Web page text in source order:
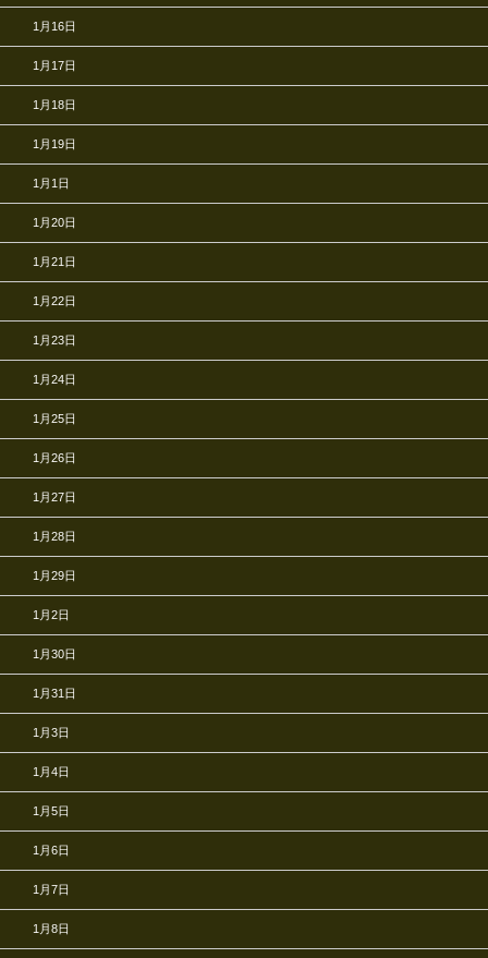
1月16日
1月17日
1月18日
1月19日
1月1日
1月20日
1月21日
1月22日
1月23日
1月24日
1月25日
1月26日
1月27日
1月28日
1月29日
1月2日
1月30日
1月31日
1月3日
1月4日
1月5日
1月6日
1月7日
1月8日